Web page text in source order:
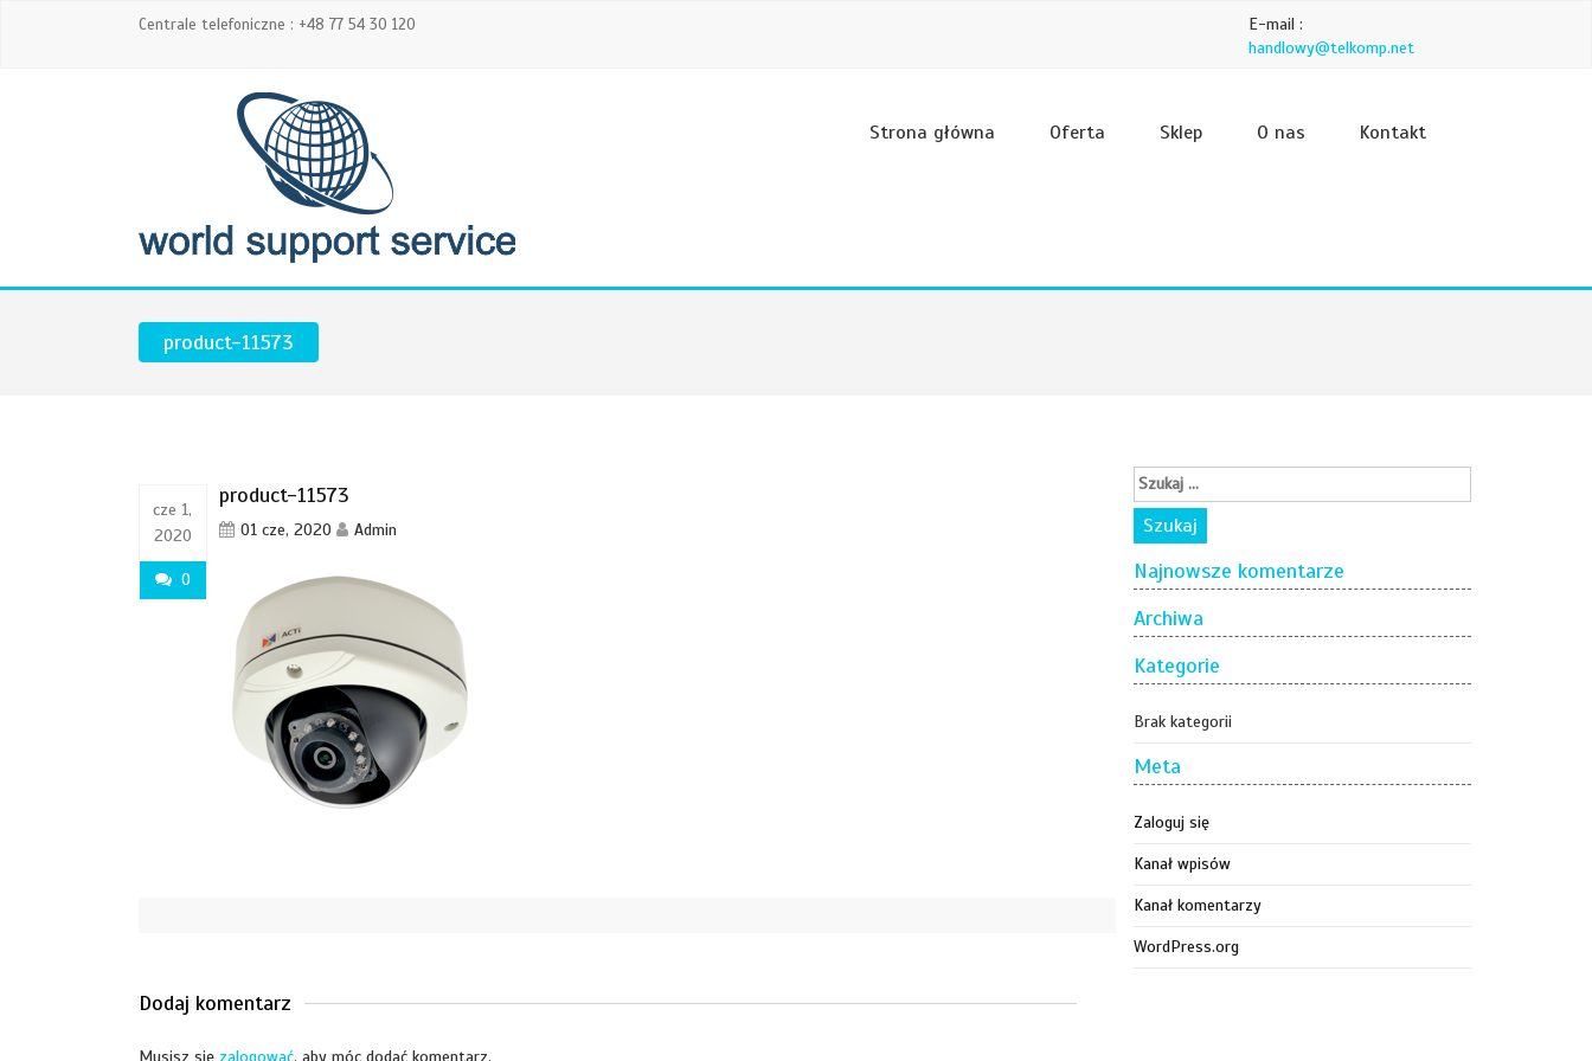
Centrale telefoniczne : +48 77 54 30 120
E-mail :
handlowy@telkomp.net
Strona główna Oferta Sklep O nas Kontakt
product-11573
cze 1,
2020
0
product-11573
01 cze, 2020 Admin
Dodaj komentarz
Musisz się zalogować, aby móc dodać komentarz.
Najnowsze komentarze
Archiwa
Kategorie
Brak kategorii
Meta
Zaloguj się
Kanał wpisów
Kanał komentarzy
WordPress.org